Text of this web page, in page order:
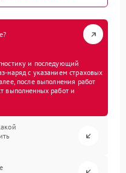
и последующий
наряд с указанием страховых
после выполнения работ
выполненных работ и